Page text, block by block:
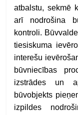
atbalstu, sekmē
arī nodrošina
kontroli.
tiesiskuma
interešu
būvniecības
izstrādes un
būvobjekts
izpildes